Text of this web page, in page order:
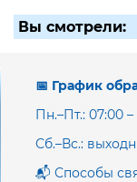
Вы смотрели:
📅 График
Пн.–Пт.: 07:00
Сб.–Вс.:
📬 Способы